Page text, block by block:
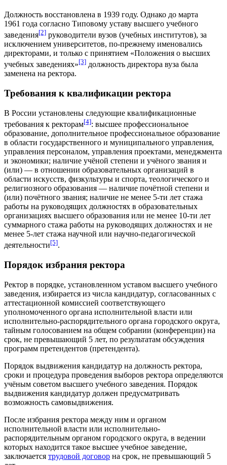
Должность восстановлена в 1939 году. Однако до марта
1961 года согласно Типовому уставу высшего учебного
заведения[2] руководители вузов (учебных институтов), за
исключением университетов, по-прежнему именовались
директорами, и только с принятием «Положения о высших
учебных заведениях»[3] должность директора вуза была
заменена на ректора.
Требования к квалификации ректора
В России установлены следующие квалификационные
требования к ректорам[4]: высшее профессиональное
образование, дополнительное профессиональное образование
в области государственного и муниципального управления,
управления персоналом, управления проектами, менеджмента
и экономики; наличие учёной степени и учёного звания и
(или) — в отношении образовательных организаций в
области искусств, физкультуры и спорта, теологического и
религиозного образования — наличие почётной степени и
(или) почётного звания; наличие не менее 5-ти лет стажа
работы на руководящих должностях в образовательных
организациях высшего образования или не менее 10-ти лет
суммарного стажа работы на руководящих должностях и не
менее 5-лет стажа научной или научно-педагогической
деятельности[5].
Порядок избрания ректора
Ректор в порядке, установленном уставом высшего учебного
заведения, избирается из числа кандидатур, согласованных с
аттестационной комиссией соответствующего
уполномоченного органа исполнительной власти или
исполнительно-распорядительного органа городского округа,
тайным голосованием на общем собрании (конференции) на
срок, не превышающий 5 лет, по результатам обсуждения
программ претендентов (претендента).
Порядок выдвижения кандидатур на должность ректора,
сроки и процедура проведения выборов ректора определяются
учёным советом высшего учебного заведения. Порядок
выдвижения кандидатур должен предусматривать
возможность самовыдвижения.
После избрания ректора между ним и органом
исполнительной власти или исполнительно-
распорядительным органом городского округа, в ведении
которых находится такое высшее учебное заведение,
заключается трудовой договор на срок, не превышающий 5